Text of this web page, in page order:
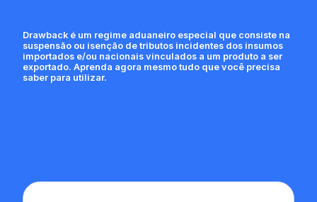
Drawback é um regime aduaneiro especial que consiste na
suspensão ou isenção de tributos incidentes dos insumos
importados e/ou nacionais vinculados a um produto a ser
exportado. Aprenda agora mesmo tudo que você precisa
saber para utilizar.